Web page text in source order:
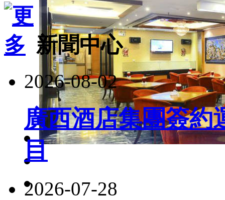
新聞中心
2026-08-02
廣西酒店集團簽約
目
2026-07-28